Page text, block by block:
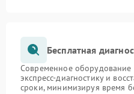
Бесплатная
Современное оборудование
экспресс-диагностику и
сроки, минимизируя время